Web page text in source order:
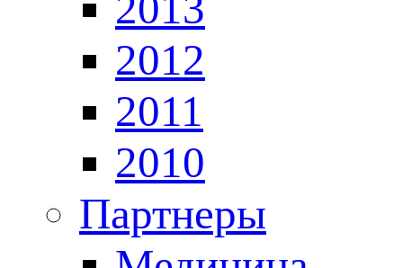
2012
2011
2010
Партнеры